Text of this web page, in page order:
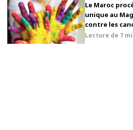
Le Maroc
unique au
contre les
Lecture de 7